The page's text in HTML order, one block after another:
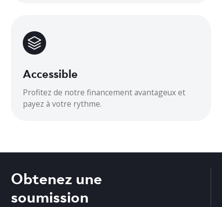
Accessible
Profitez de notre financement avantageux et
payez à votre rythme.
Obtenez une
soumission